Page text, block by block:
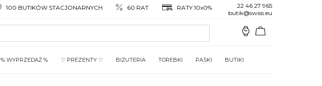
100 BUTIKÓW STACJONARNYCH 60 RAT RATY 10x0%
22 46 27 965
butik@swiss.eu
% WYPRZEDAŻ % ♡ PREZENTY ♡ BIŻUTERIA TOREBKI PASKI BUTIKI